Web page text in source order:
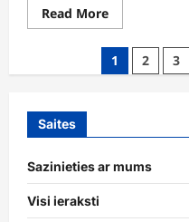
Read MoreRead
more
Slēptie
dāvanu
kodi:
padomi
1 2 3
Saites
Sazinieties ar mums
Visi ieraksti